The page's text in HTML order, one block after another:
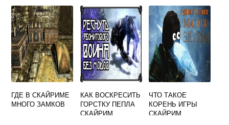
EDITION»
(REPACK/
МЕХАНИКИ)
ГДЕ В СКАЙРИМЕ
МНОГО ЗАМКОВ
КАК ВОСКРЕСИТЬ
ГОРСТКУ ПЕПЛА
СКАЙРИМ
ЧТО ТАКОЕ
КОРЕНЬ ИГРЫ
СКАЙРИМ